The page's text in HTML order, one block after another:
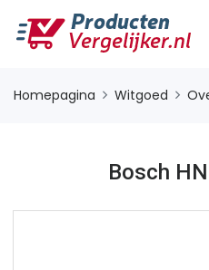
Homepagina Witgoed
Bosch